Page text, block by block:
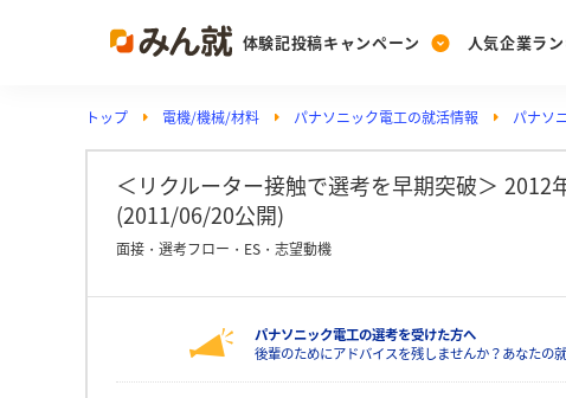
体験記投稿キャンペーン
Post
投稿する
人気企業ラ
Ranking
ランキングを見る
PickUp
注目の企業特集
動画で知ろう！業界・企
トップ 電機/機械/材料 パナソニック電工の就活情報 パナソ
＜リクルーター接触で選考を早期突破＞ 2012
(2011/06/20公開)
面接・選考フロー・ES・志望動機
パナソニック電工の選考を受けた方へ
後輩のためにアドバイスを残しませんか？あなたの